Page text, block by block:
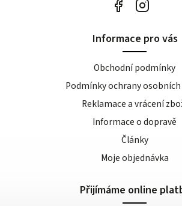
Informace pro vás
Obchodní podmínky
Podmínky ochrany osobních
Reklamace a vrácení
Informace o dopravě
Články
Moje objednávka
Přijímáme online